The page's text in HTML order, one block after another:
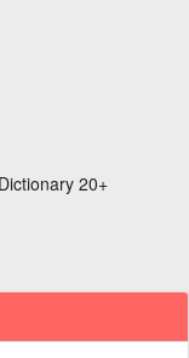
20+